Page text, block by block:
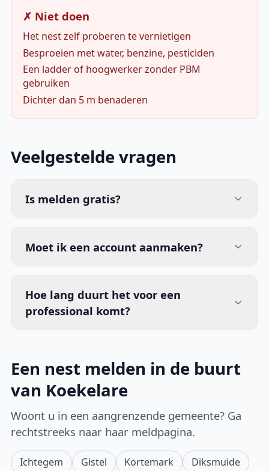
✗ Niet doen
Het nest zelf proberen te vernietigen
Besproeien met water, benzine, pesticiden
Een ladder of hoogwerker zonder PBM
gebruiken
Dichter dan 5 m benaderen
Veelgestelde vragen
Is melden gratis?
Moet ik een account aanmaken?
Hoe lang duurt het voor een
professional komt?
Een nest melden in de buurt
van Koekelare
Woont u in een aangrenzende gemeente? Ga
rechtstreeks naar haar meldpagina.
Ichtegem Gistel Kortemark
Diksmuide